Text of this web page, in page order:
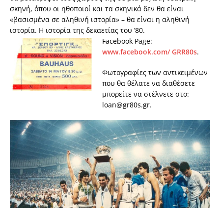
σκηνή, όπου οι ηθοποιοί και τα σκηνικά δεν θα είναι
«βασισμένα σε αληθινή ιστορία» – θα είναι η αληθινή
ιστορία. Η ιστορία της δεκαετίας του ’80.
Facebook Page:
www.facebook.com/ GRR80s.
Φωτογραφίες των αντικειμένων
που θα θέλατε να διαθέσετε
μπορείτε να στέλνετε στο:
loan@gr80s.gr.